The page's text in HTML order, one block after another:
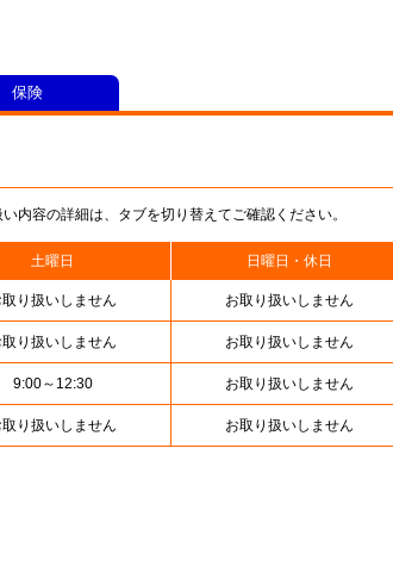
内容の詳細は、タブを切り替えてご確認ください。
土曜日 日曜日・休日
取り扱いしません お取り扱いしません
取り扱いしません お取り扱いしません
9:00～12:30 お取り扱いしません
取り扱いしません お取り扱いしません
保険